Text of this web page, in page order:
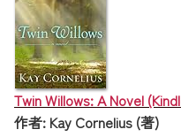
Twin Willows: A Novel
作者: Kay Cornelius (著)